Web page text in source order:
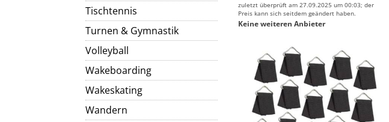
Tischtennis
Turnen & Gymnastik
Volleyball
Wakeboarding
Wakeskating
Wandern
zuletzt überprüft am 27.09.2025 um 00:03; der
Preis kann sich seitdem geändert haben.
Keine weiteren Anbieter